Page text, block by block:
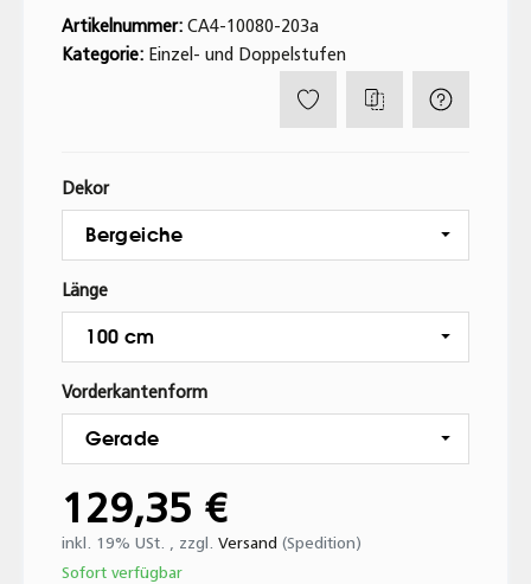
Artikelnummer: CA4-10080-203a
Kategorie: Einzel- und Doppelstufen
Dekor
Bergeiche
Länge
100 cm
Vorderkantenform
Gerade
129,35 €
inkl. 19% USt. , zzgl. Versand (Spedition)
Sofort verfügbar